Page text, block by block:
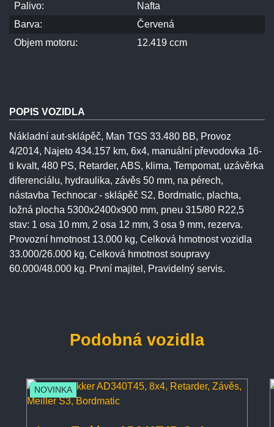
Palivo:
Nafta
Barva:
Červená
Objem motoru:
12.419 ccm
POPIS VOZIDLA
Nákladní aut-sklápěč, Man TGS 33.480 BB, Provoz
4/2014, Najeto 434.157 km, 6x4, manuální převodovka 16-
ti kvalt, 480 PS, Retarder, ABS, klima, Tempomat, uzávěrka
diferenciálu, hydraulika, závěs 50 mm, na pérech,
nástavba Technocar - sklápěč S2, Bordmatic, plachta,
ložná plocha 5300x2400x900 mm, pneu 315/80 R22,5
stav: 1 osa 10 mm, 2 osa 12 mm, 3 osa 9 mm, rezerva.
Provozní hmotnost 13.000 kg, Celková hmotnost vozidla
33.000/26.000 kg, Celková hmotnost soupravy
60.000/48.000 kg. První majitel, Pravidelný servis.
Podobná vozidla
NOVINKA